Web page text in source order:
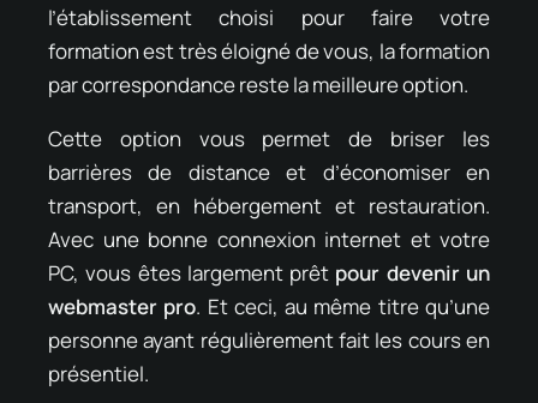
l’établissement choisi pour faire votre
formation est très éloigné de vous, la formation
par correspondance reste la meilleure option.
Cette option vous permet de briser les
barrières de distance et d’économiser en
transport, en hébergement et restauration.
Avec une bonne connexion internet et votre
PC, vous êtes largement prêt pour devenir un
webmaster pro. Et ceci, au même titre qu’une
personne ayant régulièrement fait les cours en
présentiel.